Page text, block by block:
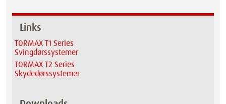
Links
TORMAX T1 Series
Svingdørssystemer
TORMAX T2 Series
Skydedørssystemer